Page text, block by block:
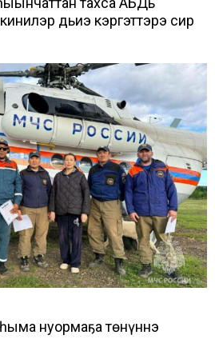
дьиэ кэргэттэрэ сир
нуормаҕа төнүннэ